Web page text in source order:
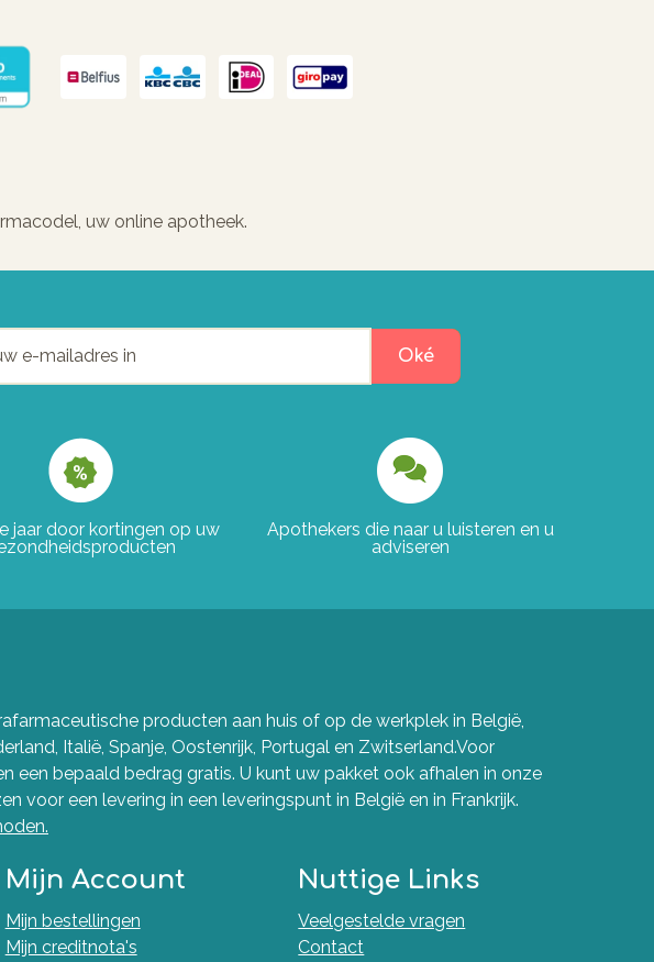
uw online apotheek.
Oké
jaar door kortingen op uw
Apothekers die naar u luisteren en u
adviseren
producten aan huis of op de werkplek in België,
Italië, Spanje, Oostenrijk, Portugal en Zwitserland.Voor
een bepaald bedrag gratis. U kunt uw pakket ook afhalen in onze
voor een levering in een leveringspunt in België en in Frankrijk.
Mijn Account
Mijn bestellingen
Mijn creditnota's
Nuttige Links
Veelgestelde vragen
Contact